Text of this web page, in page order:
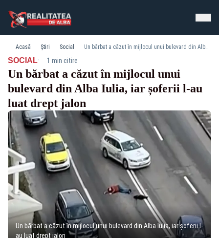
Acasă Știri Social Un bărbat a căzut în mijlocul unui bulevard din Alba Iulia, iar șoferii l-au luat drept jalon
SOCIAL· 1 min citire
Un bărbat a căzut în mijlocul unui
bulevard din Alba Iulia, iar șoferii l-au
luat drept jalon
Un bărbat a căzut în mijlocul unui bulevard din Alba Iulia, iar șoferii l-
au luat drept jalon